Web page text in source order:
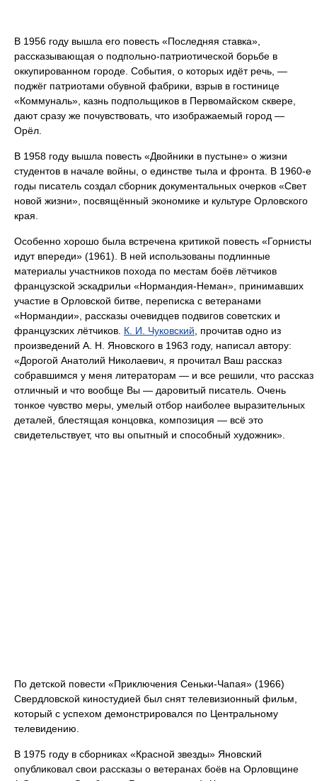
В 1956 году вышла его повесть «Последняя ставка»,
рассказывающая о подпольно-патриотической борьбе в
оккупированном городе. События, о которых идёт речь, —
поджёг патриотами обувной фабрики, взрыв в гостинице
«Коммуналь», казнь подпольщиков в Первомайском сквере,
дают сразу же почувствовать, что изображаемый город —
Орёл.
В 1958 году вышла повесть «Двойники в пустыне» о жизни
студентов в начале войны, о единстве тыла и фронта. В 1960-е
годы писатель создал сборник документальных очерков «Свет
новой жизни», посвящённый экономике и культуре Орловского
края.
Особенно хорошо была встречена критикой повесть «Горнисты
идут впереди» (1961). В ней использованы подлинные
материалы участников похода по местам боёв лётчиков
французской эскадрильи «Нормандия-Неман», принимавших
участие в Орловской битве, переписка с ветеранами
«Нормандии», рассказы очевидцев подвигов советских и
французских лётчиков. К. И. Чуковский , прочитав одно из
произведений А. Н. Яновского в 1963 году, написал автору:
«Дорогой Анатолий Николаевич, я прочитал Ваш рассказ
собравшимся у меня литераторам — и все решили, что рассказ
отличный и что вообще Вы — даровитый писатель. Очень
тонкое чувство меры, умелый отбор наиболее выразительных
деталей, блестящая концовка, композиция — всё это
свидетельствует, что вы опытный и способный художник».
По детской повести «Приключения Сеньки-Чапая» (1966)
Свердловской киностудией был снят телевизионный фильм,
который с успехом демонстрировался по Центральному
телевидению.
В 1975 году в сборниках «Красной звезды» Яновский
опубликовал свои рассказы о ветеранах боёв на Орловщине